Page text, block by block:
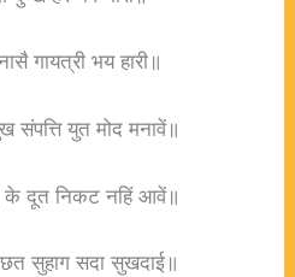
गायत्री भय हारी॥
संपत्ति युत मोद मनावें॥
के दूत निकट नहिं आवें॥
सुहाग सदा सुखदाई॥